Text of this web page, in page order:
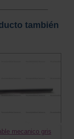
también
mecanico gris